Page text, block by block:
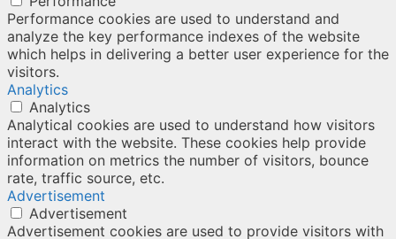
Performance cookies are used to understand and
analyze the key performance indexes of the website
which helps in delivering a better user experience for the
visitors.
Analytics
Analytics
Analytical cookies are used to understand how visitors
interact with the website. These cookies help provide
information on metrics the number of visitors, bounce
rate, traffic source, etc.
Advertisement
Advertisement
Advertisement cookies are used to provide visitors with